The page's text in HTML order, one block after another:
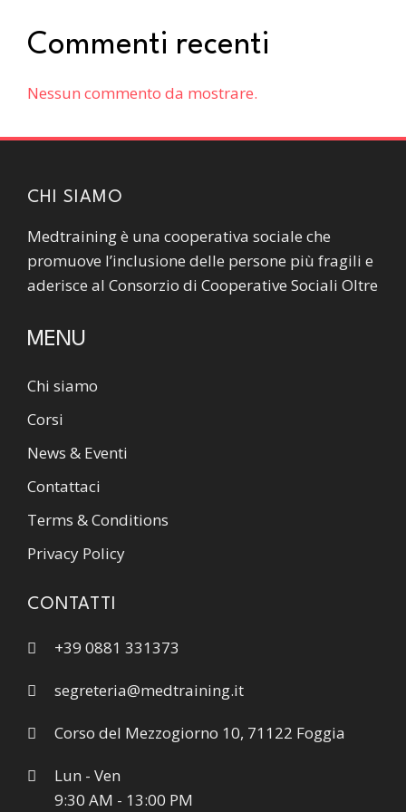
Commenti recenti
Nessun commento da mostrare.
CHI SIAMO
Medtraining è una cooperativa sociale che
promuove l’inclusione delle persone più fragili e
aderisce al Consorzio di Cooperative Sociali Oltre
MENU
Chi siamo
Corsi
News & Eventi
Contattaci
Terms & Conditions
Privacy Policy
CONTATTI
+39 0881 331373
segreteria@medtraining.it
Corso del Mezzogiorno 10, 71122 Foggia
Lun - Ven
9:30 AM - 13:00 PM